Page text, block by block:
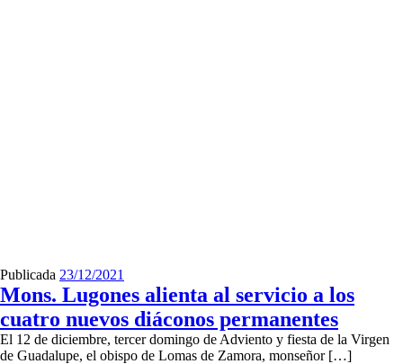
Publicada 23/12/2021
Mons. Lugones alienta al servicio a los
cuatro nuevos diáconos permanentes
El 12 de diciembre, tercer domingo de Adviento y fiesta de la Virgen
de Guadalupe, el obispo de Lomas de Zamora, monseñor […]